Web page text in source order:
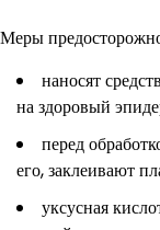
Меры
наносят
на здоровый
перед
его, заклеивают
уксусная